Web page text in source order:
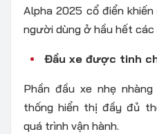
Alpha 2025 cổ điển
người dùng ở hầu hết
Đầu xe được tinh
Phần đầu xe nhẹ
thống hiển thị đầy đủ
quá trình vận hành.